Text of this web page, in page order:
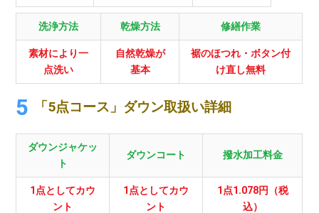
洗浄方法 乾燥方法 修繕作業
素材により一
点洗い
自然乾燥が
基本
裾のほつれ・ボタン付
け直し無料
「5点コース」ダウン取扱い詳細
ダウンジャケッ
ト
ダウンコート 撥水加工料金
1点としてカウ
ント
1点としてカウ
ント
1点1.078円（税
込）